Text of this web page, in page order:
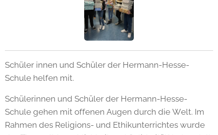
Schüler innen und Schüler der Hermann-Hesse-
Schule helfen mit.
Schülerinnen und Schüler der Hermann-Hesse-
Schule gehen mit offenen Augen durch die Welt. Im
Rahmen des Religions- und Ethikunterrichtes wurde